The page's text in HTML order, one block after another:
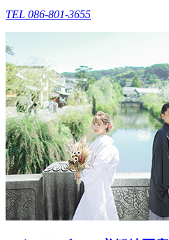
TEL 086-801-3655